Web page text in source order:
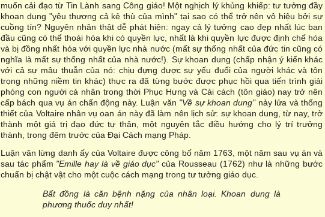
muốn cải đạo từ Tin Lành sang Công giáo! Một nghịch lý khủng khiếp: tư tưởng đầy
khoan dung "yêu thương cả kẻ thù của mình" tại sao có thể trở nên vô hiệu bởi sự
cuồng tín? Nguyên nhân thật dễ phát hiện: ngay cả lý tưởng cao đẹp nhất lúc ban
đầu cũng có thể thoái hóa khi có quyền lực, nhất là khi quyền lực được định chế hóa
và bị đồng nhất hóa với quyền lực nhà nước (mất sự thống nhất của đức tin cũng có
nghĩa là mất sự thống nhất của nhà nước!). Sự khoan dung (chấp nhận ý kiến khác
với cả sự mâu thuẫn của nó: chịu đựng được sự yếu đuối của người khác và tôn
trọng những niềm tin khác) thực ra đã từng bước được phục hồi qua tiến trình giải
phóng con người cá nhân trong thời Phục Hưng và Cải cách (tôn giáo) nay trở nên
cấp bách qua vụ án chấn động này. Luận văn "Về sự khoan dung"nảy lửa và thống
thiết của Voltaire nhân vụ oan án này đã làm nên lịch sử: sự khoan dung, từ nay, trở
thành một giá trị đạo đức tự thân, một nguyên tắc điều hướng cho lý trí trưởng
thành, trong đêm trước của Đại Cách mạng Pháp.
Luận văn lừng danh ấy của Voltaire được công bố năm 1763, một năm sau vụ án và
sau tác phẩm "Emille hay là về giáo dục"của Rousseau (1762) như là những bước
chuẩn bị chật vật cho một cuộc cách mạng trong tư tưởng giáo dục.
Bất đồng là căn bệnh nặng của nhân loại. Khoan dung là
phương thuốc duy nhất!